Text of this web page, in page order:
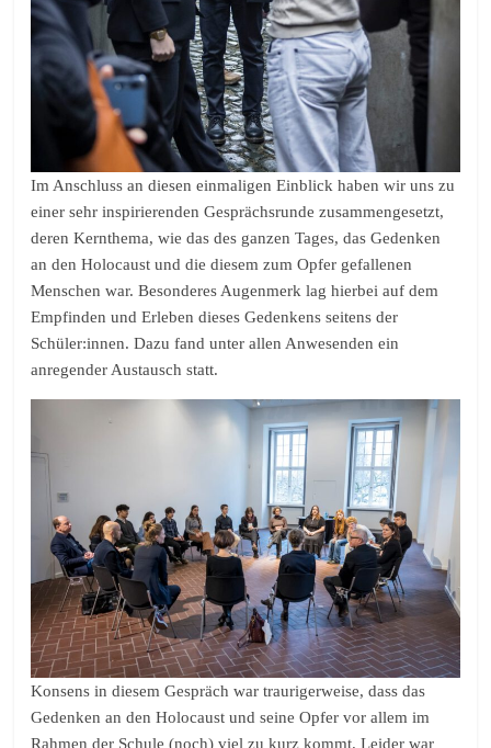
Im Anschluss an diesen einmaligen Einblick haben wir uns zu
einer sehr inspirierenden Gesprächsrunde zusammengesetzt,
deren Kernthema, wie das des ganzen Tages, das Gedenken
an den Holocaust und die diesem zum Opfer gefallenen
Menschen war. Besonderes Augenmerk lag hierbei auf dem
Empfinden und Erleben dieses Gedenkens seitens der
Schüler:innen. Dazu fand unter allen Anwesenden ein
anregender Austausch statt.
Konsens in diesem Gespräch war traurigerweise, dass das
Gedenken an den Holocaust und seine Opfer vor allem im
Rahmen der Schule (noch) viel zu kurz kommt. Leider war